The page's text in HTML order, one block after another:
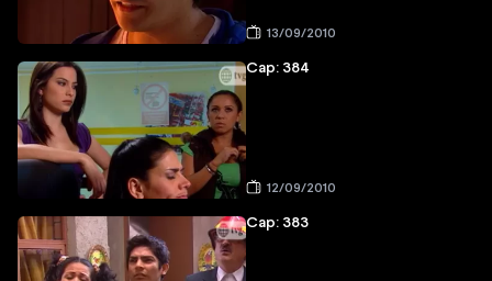
13/09/2010
Cap: 384
12/09/2010
Cap: 383